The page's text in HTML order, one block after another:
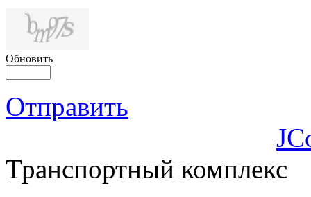
Обновить
Отправить
Транспортный комплекс